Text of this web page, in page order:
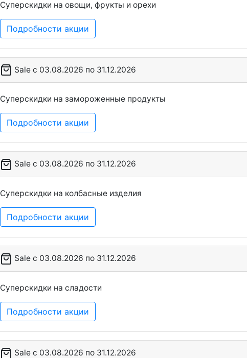
Суперскидки на овощи, фрукты и орехи
Подробности акции
Sale c 03.08.2026 по 31.12.2026
Суперскидки на замороженные продукты
Подробности акции
Sale c 03.08.2026 по 31.12.2026
Суперскидки на колбасные изделия
Подробности акции
Sale c 03.08.2026 по 31.12.2026
Суперскидки на сладости
Подробности акции
Sale c 03.08.2026 по 31.12.2026